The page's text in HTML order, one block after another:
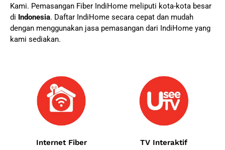
Kami. Pemasangan Fiber IndiHome meliputi kota-kota besar
di Indonesia. Daftar IndiHome secara cepat dan mudah
dengan menggunakan jasa pemasangan dari IndiHome yang
kami sediakan.
Internet Fiber TV Interaktif